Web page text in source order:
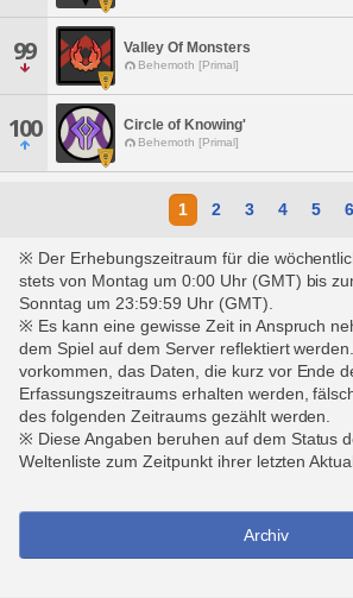
99 Valley Of Monsters
Behemoth [Primal]
100 Circle of Knowing'
Behemoth [Primal]
1 2 3 4 5 6
※ Der Erhebungszeitraum für die
stets von Montag um 0:00 Uhr (GMT) bis
Sonntag um 23:59:59 Uhr (GMT).
※ Es kann eine gewisse Zeit in Anspruch
dem Spiel auf dem Server reflektiert
vorkommen, das Daten, die kurz vor Ende
Erfassungszeitraums erhalten werden,
des folgenden Zeitraums gezählt werden.
※ Diese Angaben beruhen auf dem Status
Weltenliste zum Zeitpunkt ihrer letzten
Archiv